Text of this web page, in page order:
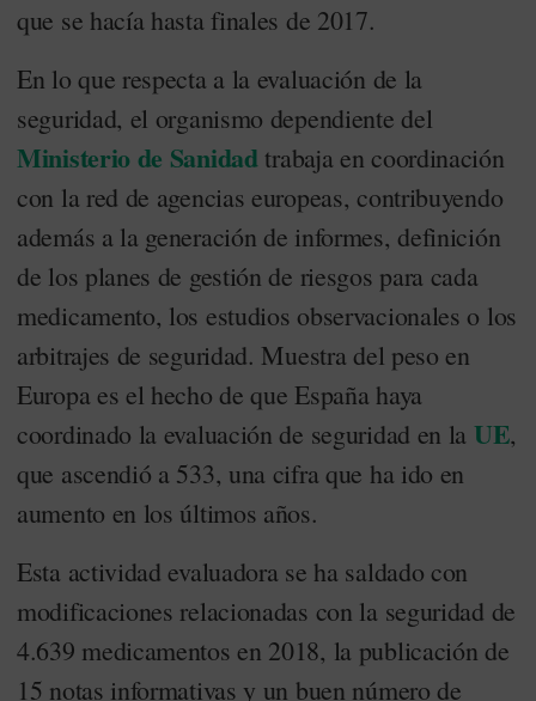
que se hacía hasta finales de 2017.
En lo que respecta a la evaluación de la
seguridad, el organismo dependiente del
Ministerio de Sanidadtrabaja en coordinación
con la red de agencias europeas, contribuyendo
además a la generación de informes, definición
de los planes de gestión de riesgos para cada
medicamento, los estudios observacionales o los
arbitrajes de seguridad. Muestra del peso en
Europa es el hecho de que España haya
coordinado la evaluación de seguridad en la UE,
que ascendió a 533, una cifra que ha ido en
aumento en los últimos años.
Esta actividad evaluadora se ha saldado con
modificaciones relacionadas con la seguridad de
4.639 medicamentos en 2018, la publicación de
15 notas informativas y un buen número de